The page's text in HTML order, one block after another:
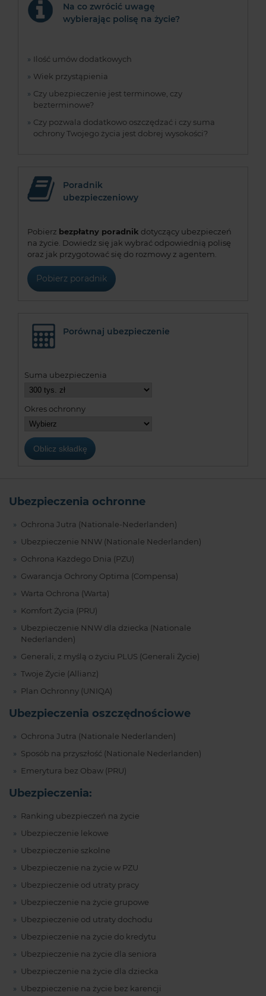
Na co zwrócić uwagę
wybierając polisę na życie?
Ilość umów dodatkowych
Wiek przystąpienia
Czy ubezpieczenie jest terminowe, czy
bezterminowe?
Czy pozwala dodatkowo oszczędzać i czy suma
ochrony Twojego życia jest dobrej wysokości?
Poradnik
ubezpieczeniowy
Pobierz bezpłatny poradnik dotyczący ubezpieczeń
na życie. Dowiedz się jak wybrać odpowiednią polisę
oraz jak przygotować się do rozmowy z agentem.
Pobierz poradnik
Porównaj ubezpieczenie
Suma ubezpieczenia
Okres ochronny
Ubezpieczenia ochronne
Ochrona Jutra (Nationale-Nederlanden)
Ubezpieczenie NNW (Nationale Nederlanden)
Ochrona Każdego Dnia (PZU)
Gwarancja Ochrony Optima (Compensa)
Warta Ochrona (Warta)
Komfort Życia (PRU)
Ubezpieczenie NNW dla dziecka (Nationale
Nederlanden)
Generali, z myślą o życiu PLUS (Generali Życie)
Twoje Życie (Allianz)
Plan Ochronny (UNIQA)
Ubezpieczenia oszczędnościowe
Ochrona Jutra (Nationale Nederlanden)
Sposób na przyszłość (Nationale Nederlanden)
Emerytura bez Obaw (PRU)
Ubezpieczenia:
Ranking ubezpieczeń na życie
Ubezpieczenie lekowe
Ubezpieczenie szkolne
Ubezpieczenie na życie w PZU
Ubezpieczenie od utraty pracy
Ubezpieczenie na życie grupowe
Ubezpieczenie od utraty dochodu
Ubezpieczenie na życie do kredytu
Ubezpieczenie na życie dla seniora
Ubezpieczenie na życie dla dziecka
Ubezpieczenie na życie bez karencji